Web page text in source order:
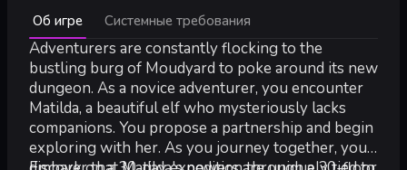
Об игре Системные требования
Adventurers are constantly flocking to the
bustling burg of Moudyard to poke around its new
dungeon. As a novice adventurer, you encounter
Matilda, a beautiful elf who mysteriously lacks
companions. You propose a partnership and begin
exploring with her. As you journey together, you
Минимальные:
Минимальные:
ОС *:Windows® 8/8.1/10/11
Процессор:Intel Core2 Duo or better
Оперативная память:4 GB ОЗУ
Видеокарта:DirectX 9/OpenGL 4.1 capable GPU
DirectX:версии 9.0
Место на диске: 2 GB
Дополнительно: 1280x768 or better Display. Lag may occur